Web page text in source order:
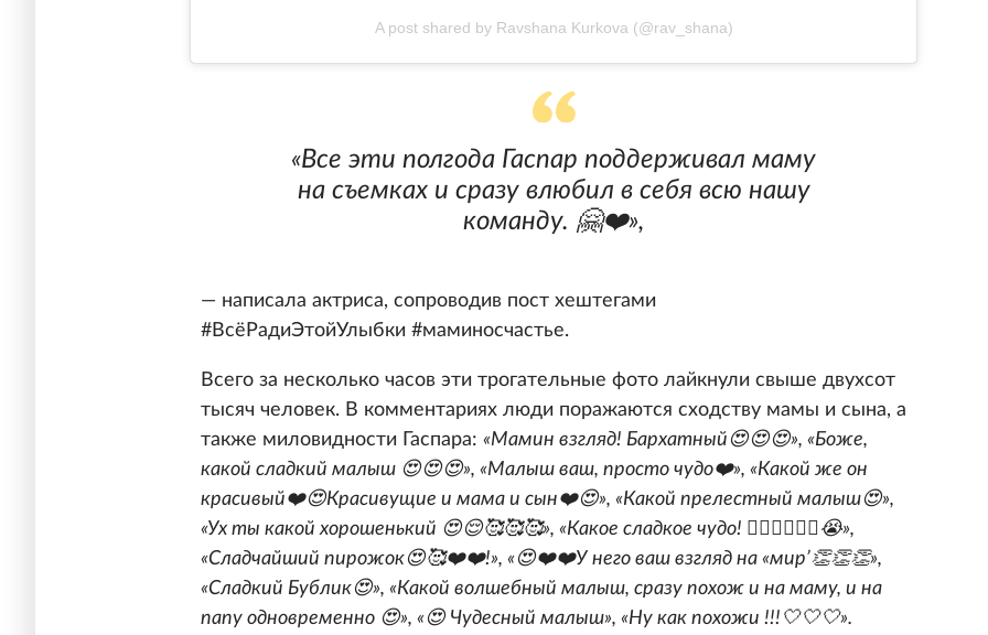
A post shared by Ravshana Kurkova (@rav_shana)
«Все эти полгода Гаспар поддерживал маму
на съемках и сразу влюбил в себя всю нашу
команду. 🤗❤️»,
— написала актриса, сопроводив пост хештегами
#ВсёРадиЭтойУлыбки #маминосчастье.
Всего за несколько часов эти трогательные фото лайкнули свыше двухсот
тысяч человек. В комментариях люди поражаются сходству мамы и сына, а
также миловидности Гаспара: «Мамин взгляд! Бархатный😍😍😍», «Боже,
какой сладкий малыш 😍😍😍», «Малыш ваш, просто чудо❤️», «Какой же он
красивый❤️😍Красивущие и мама и сын❤️😍», «Какой прелестный малыш😍»,
«Ух ты какой хорошенький 😍😌🥰🥰🥰», «Какое сладкое чудо! ❤️‍🔥❤️‍🔥❤️‍🔥😭»,
«Сладчайший пирожок😍🥰❤️❤️!», «😍❤️❤️У него ваш взгляд на «мир’👏👏👏»,
«Сладкий Бублик😍», «Какой волшебный малыш, сразу похож и на маму, и на
папу одновременно 😍», «😍 Чудесный малыш», «Ну как похожи !!!🤍🤍🤍».